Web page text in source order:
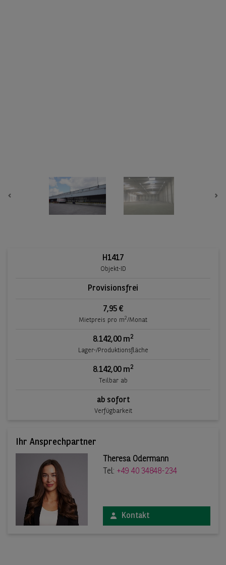
H1417
Objekt-ID
Provisionsfrei
7,95 €
Mietpreis pro m2/Monat
8.142,00 m2
Lager-/Produktionsfläche
8.142,00 m2
Teilbar ab
ab sofort
Verfügbarkeit
Ihr Ansprechpartner
Theresa Odermann
Tel: +49 40 34848-234
Kontakt